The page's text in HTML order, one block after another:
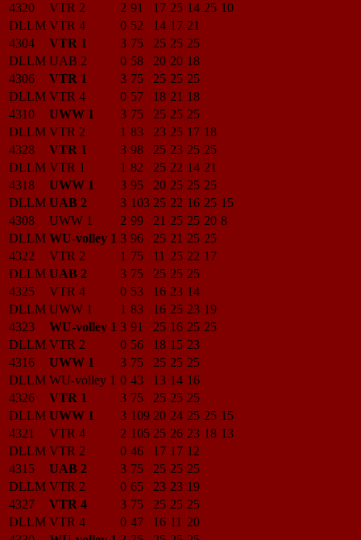
4320
VTR 2 2 91 17 25 14 25 10
DLLM VTR 4 0 52 14 17 21
4304
VTR 1 3 75 25 25 25
DLLM UAB 2 0 58 20 20 18
4306
VTR 1 3 75 25 25 25
DLLM VTR 4 0 57 18 21 18
4310
UWW 1 3 75 25 25 25
DLLM VTR 2 1 83 23 25 17 18
4328
VTR 1 3 98 25 23 25 25
DLLM VTR 1 1 82 25 22 14 21
4318
UWW 1 3 95 20 25 25 25
DLLM UAB 2 3 103 25 22 16 25 15
4308
UWW 1 2 99 21 25 25 20 8
DLLM WU-volley 1 3 96 25 21 25 25
4322
VTR 2 1 75 11 25 22 17
DLLM UAB 2 3 75 25 25 25
4325
VTR 4 0 53 16 23 14
DLLM UWW 1 1 83 16 25 23 19
4323
WU-volley 1 3 91 25 16 25 25
DLLM VTR 2 0 56 18 15 23
4316
UWW 1 3 75 25 25 25
DLLM WU-volley 1 0 43 13 14 16
4326
VTR 1 3 75 25 25 25
DLLM UWW 1 3 109 20 24 25 25 15
4321
VTR 4 2 105 25 26 23 18 13
DLLM VTR 2 0 46 17 17 12
4315
UAB 2 3 75 25 25 25
DLLM VTR 2 0 65 23 23 19
4327
VTR 4 3 75 25 25 25
DLLM VTR 4 0 47 16 11 20